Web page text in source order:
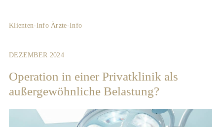
Klienten-Info Ärzte-Info
DEZEMBER 2024
Operation in einer Privatklinik als
außergewöhnliche Belastung?